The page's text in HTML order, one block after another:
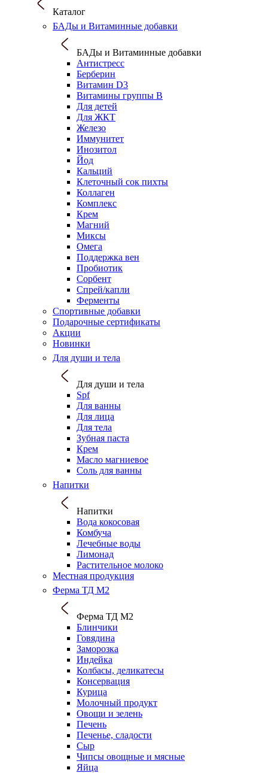
Каталог
БАДы и Витаминные добавки
БАДы и Витаминные добавки
Антистресс
Берберин
Витамин D3
Витамины группы B
Для детей
Для ЖКТ
Железо
Иммунитет
Инозитол
Йод
Кальций
Клеточный сок пихты
Коллаген
Комплекс
Крем
Магний
Миксы
Омега
Поддержка вен
Пробиотик
Сорбент
Спрей/капли
Ферменты
Спортивные добавки
Подарочные сертификаты
Акции
Новинки
Для души и тела
Для души и тела
Spf
Для ванны
Для лица
Для тела
Зубная паста
Крем
Масло магниевое
Соль для ванны
Напитки
Напитки
Вода кокосовая
Комбуча
Лечебные воды
Лимонад
Растительное молоко
Местная продукция
Ферма ТД М2
Ферма ТД М2
Блинчики
Говядина
Заморозка
Индейка
Колбасы, деликатесы
Консервация
Курица
Молочный продукт
Овощи и зелень
Печень
Печенье, сладости
Сыр
Чипсы овощные и мясные
Яйца